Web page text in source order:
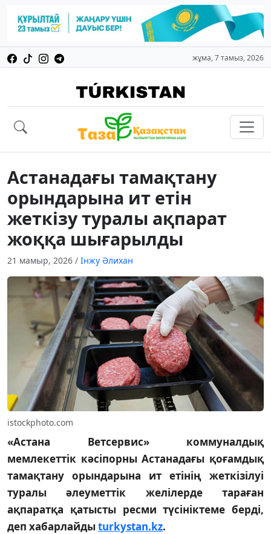
жұма, 7 тамыз, 2026
Астанадағы тамақтану
орындарына ит етін
жеткізу туралы ақпарат
жоққа шығарылды
21 мамыр, 2026 / Інжу Әлихан
istockphoto.com
«Астана Ветсервис» коммуналдық
мемлекеттік кәсіпорны Астанадағы қоғамдық
тамақтану орындарына ит етінің жеткізілуі
туралы әлеуметтік желілерде тараған
ақпаратқа қатысты ресми түсініктеме берді,
деп хабарлайдыturkystan.kz.